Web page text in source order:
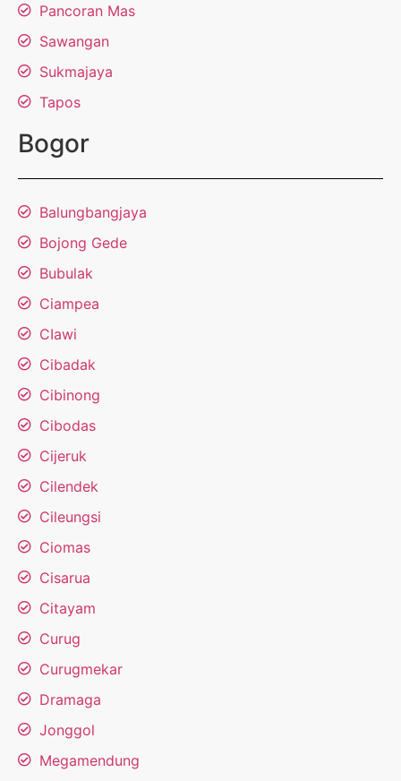
Pancoran Mas
Sawangan
Sukmajaya
Tapos
Bogor
Balungbangjaya
Bojong Gede
Bubulak
Ciampea
CIawi
Cibadak
Cibinong
Cibodas
Cijeruk
Cilendek
Cileungsi
Ciomas
Cisarua
Citayam
Curug
Curugmekar
Dramaga
Jonggol
Megamendung